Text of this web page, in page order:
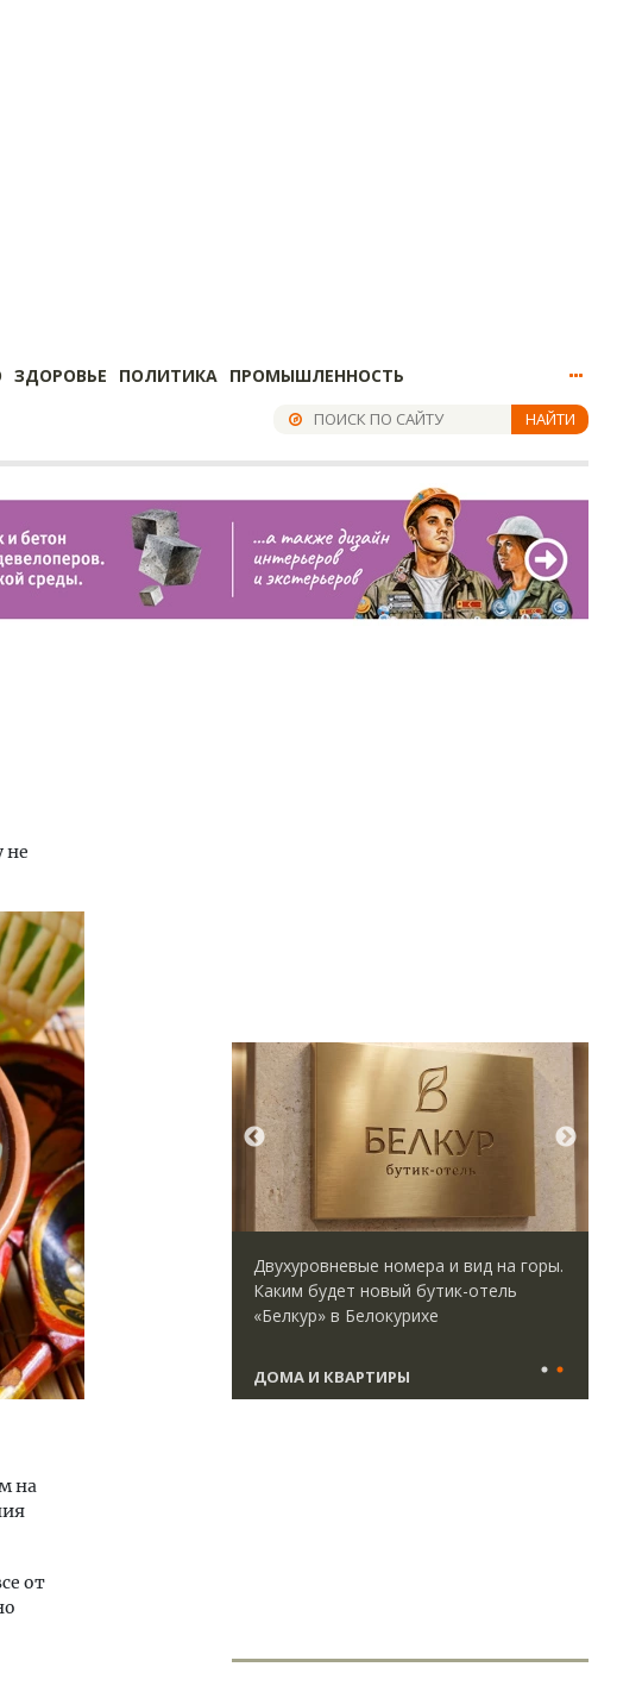
ЗДОРОВЬЕ ПОЛИТИКА ПРОМЫШЛЕННОСТЬ
НАЙТИ
не
на
от
Гендиректор
Юрий
как девелоперу
плаву, когда рынок
Двухуровневые номера и вид на горы.
Каким будет новый бутик-отель
«Белкур» в Белокурихе
ДОМА И КВАРТИРЫ